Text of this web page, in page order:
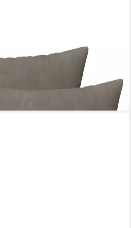
pcs HEERLEN Hellgrau 30 x 30 cm